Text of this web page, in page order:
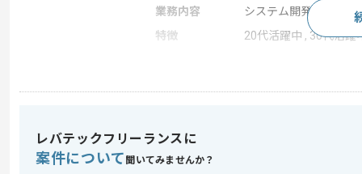
業務内容
システム開発
特徴
20代活躍中 , 30代活躍
・下記のうち3つ以上の利用経験と知見
-Content Builder
レバテックフリーランスに
案件について 聞いてみませんか？